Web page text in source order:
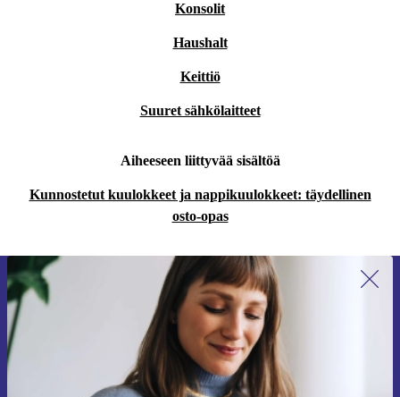
Konsolit
Haushalt
Keittiö
Suuret sähkölaitteet
Aiheeseen liittyvää sisältöä
Kunnostetut kuulokkeet ja nappikuulokkeet: täydellinen
osto-opas
Liity ensimmäistä kertaa uutiskirjeen
tilaajaksi ja säästä 15 €!
Älä missaa enää yhtäkään tarjousta.